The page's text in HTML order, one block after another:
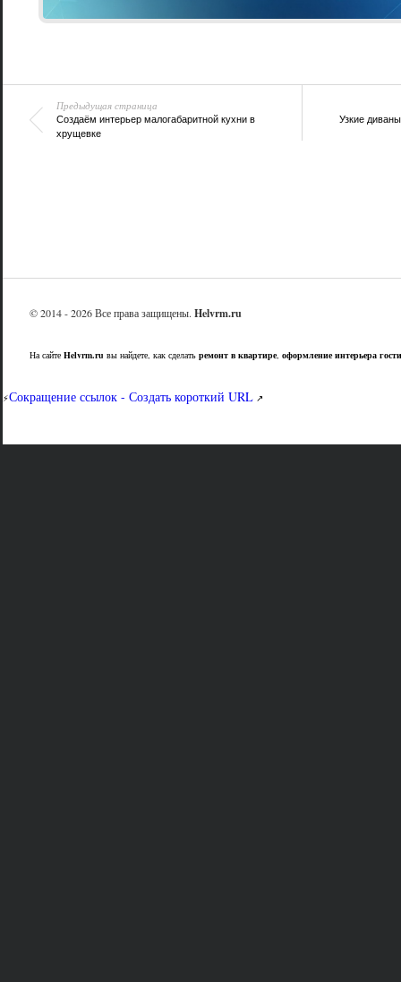
Предыдущая страница
Создаём интерьер малогабаритной кухни в
хрущевке
Узкие
© 2014 - 2026 Все права защищены. Helvrm.ru
На сайте Helvrm.ru вы найдете, как сделать ремонт в квартире, оформление интерьера
⚡Сокращение ссылок - Создать короткий URL↗